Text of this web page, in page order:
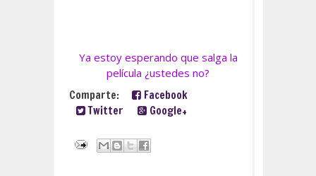
Ya estoy esperando que salga la
película ¿ustedes no?
Comparte:
Facebook
Twitter
Google+